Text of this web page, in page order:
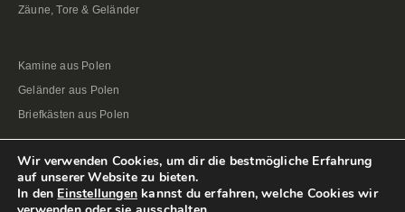
Zäune, Tore & Geländer
Kamine aus Polen
Geländer aus Polen
Briefkästen aus Polen
Wir verwenden Cookies, um dir die bestmögliche Erfahrung
auf unserer Website zu bieten.
In den Einstellungen kannst du erfahren, welche Cookies wir